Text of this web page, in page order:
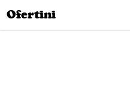
Ofertini